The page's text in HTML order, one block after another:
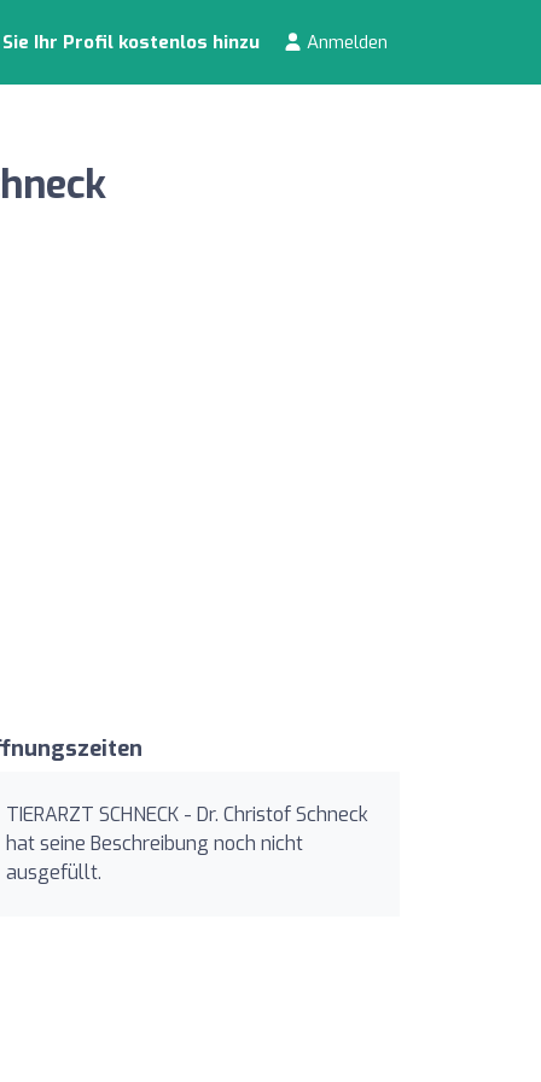
Sie Ihr Profil kostenlos hinzu Anmelden
TIERARZT SCHNECK - Dr. Christof Schneck
hat seine Beschreibung noch nicht
ausgefüllt.